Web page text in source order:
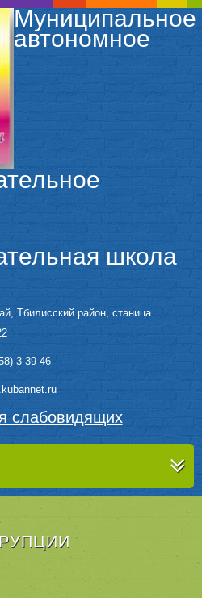
Муниципальное
автономное
школа
Тбилисский район, станица
3-39-46
слабовидящих